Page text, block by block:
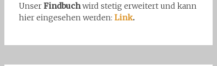
Unser Findbuchwird stetig erweitert und kann
hier eingesehen werden: Link.